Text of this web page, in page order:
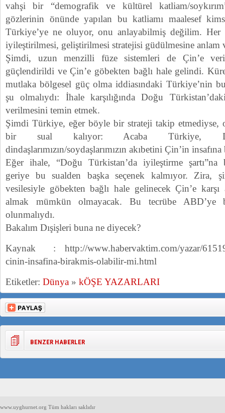
vahşi bir “demografik ve kültürel katliam/
gözlerinin önünde yapılan bu katliamı maalesef
Türkiye’ye ne oluyor, onu anlayabilmiş değilim.
iyileştirilmesi, geliştirilmesi stratejisi güdülmesine anlam
Şimdi, uzun menzilli füze sistemleri de Çin’e
güçlendirildi ve Çin’e göbekten bağlı hale gelindi.
mutlaka bölgesel güç olma iddiasındaki Türkiye’nin
şu olmalıydı: İhale karşılığında Doğu
verilmesini temin etmek.
Şimdi Türkiye, eğer böyle bir strateji takip etmediyse,
bir sual kalıyor: Acaba Türkiye,
dindaşlarımızın/soydaşlarımızın akıbetini Çin’in
Eğer ihale, “Doğu Türkistan’da iyileştirme şartı”na
geriye bu sualden başka seçenek kalmıyor. Zira,
vesilesiyle göbekten bağlı hale gelinecek Çin’e
almak mümkün olmayacak. Bu tecrübe ABD’ye
olunmalıydı.
Bakalım Dışişleri buna ne diyecek?
Kaynak : http://www.habervaktim.com/yazar/
cinin-insafina-birakmis-olabilir-mi.html
Etiketler: Dünya » kÖŞE YAZARLARI
BENZER HABERLER
www.uyghurnet.org Tüm hakları saklıdır